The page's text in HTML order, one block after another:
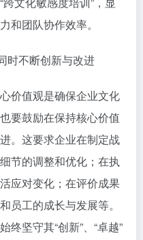
和团队协作效率。
时不断创新与改进
价值观是确保企业文化
要鼓励在保持核心价值
。这要求企业在制定战
节的调整和优化；在执
应对变化；在评价成果
员工的成长与发展等。
坚守其“创新”、“卓越”